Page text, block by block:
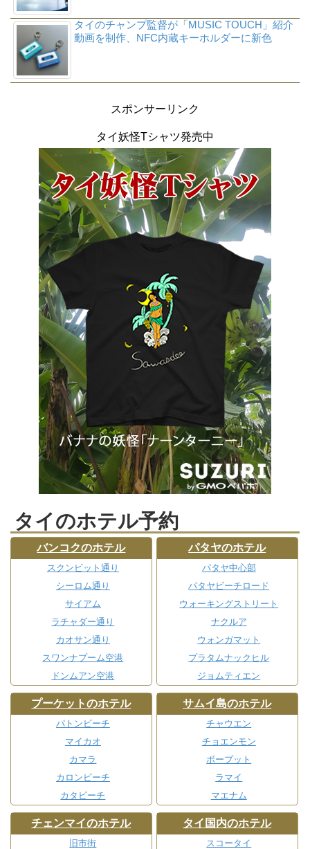
タイのチャンプ監督が「MUSIC TOUCH」紹介
動画を制作、NFC内蔵キーホルダーに新色
スポンサーリンク
タイ妖怪Tシャツ発売中
タイのホテル予約
バンコクのホテル
スクンビット通り
シーロム通り
サイアム
ラチャダー通り
カオサン通り
スワンナプーム空港
ドンムアン空港
パタヤのホテル
パタヤ中心部
パタヤビーチロード
ウォーキングストリート
ナクルア
ウォンガマット
プラタムナックヒル
ジョムティエン
プーケットのホテル
パトンビーチ
マイカオ
カマラ
カロンビーチ
カタビーチ
サムイ島のホテル
チャウエン
チョエンモン
ボープット
ラマイ
マエナム
チェンマイのホテル
旧市街
タイ国内のホテル
スコータイ